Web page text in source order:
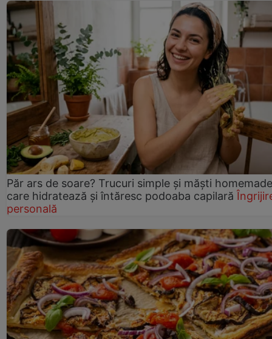
Păr ars de soare? Trucuri simple și măști homemade
care hidratează și întăresc podoaba capilară
personală